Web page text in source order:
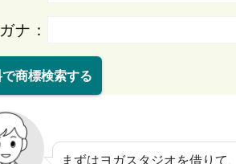
ナ：
商標検索する
まずはヨガスタジオを借り